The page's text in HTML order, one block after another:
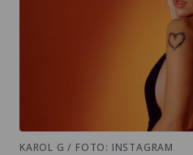
KAROL G / FOTO: INSTAGRAM